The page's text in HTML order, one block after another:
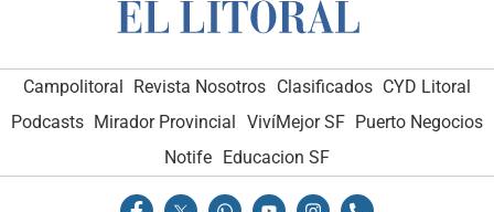
Campolitoral Revista Nosotros Clasificados CYD Litoral
Podcasts Mirador Provincial VivíMejor SF Puerto Negocios
Notife Educacion SF